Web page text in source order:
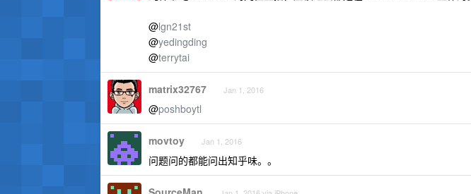
@lgn21st
@yedingding
@terrytai
matrix32767 Jan 1, 2016
@poshboytl
movtoy Jan 1, 2016
问题问的都能问出知乎味。。